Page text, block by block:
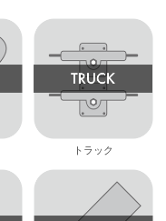
トラック